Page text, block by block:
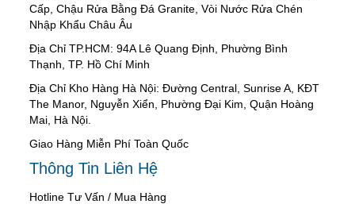
Cấp, Chậu Rửa Bằng Đá Granite, Vòi Nước Rửa Chén
Nhập Khẩu Châu Âu
Địa Chỉ TP.HCM: 94A Lê Quang Định, Phường Bình
Thạnh, TP. Hồ Chí Minh
Địa Chỉ Kho Hàng Hà Nội: Đường Central, Sunrise A, KĐT
The Manor, Nguyễn Xiển, Phường Đại Kim, Quận Hoàng
Mai, Hà Nội.
Giao Hàng Miễn Phí Toàn Quốc
Thông Tin Liên Hệ
Hotline Tư Vấn / Mua Hàng